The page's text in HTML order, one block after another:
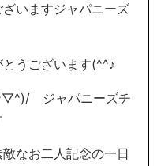
いますジャパニーズ
うございます(^^♪
ジャパニーズチ
なお二人記念の一日